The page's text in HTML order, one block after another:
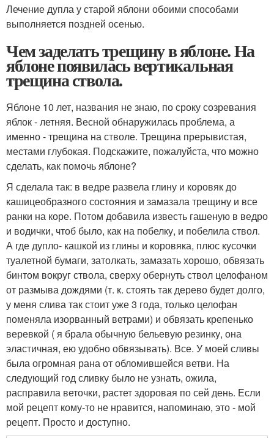
Лечение дупла у старой яблони обоими способами
выполняется поздней осенью.
Чем заделать трещину в яблоне. На
яблоне появилась вертикальная
трещина ствола.
Яблоне 10 лет, названия не знаю, по сроку созревания
яблок - летняя. Весной обнаружилась проблема, а
именно - трещина на стволе. Трещина прерывистая,
местами глубокая. Подскажите, пожалуйста, что можно
сделать, как помочь яблоне?
Я сделала так: в ведре развела глину и коровяк до
кашицеобразного состояния и замазала трещину и все
ранки на коре. Потом добавила известь гашеную в ведро
и водички, чтоб было, как на побелку, и побелила ствол.
А где дупло- кашкой из глины и коровяка, плюс кусочки
туалетной бумаги, затолкать, замазать хорошо, обвязать
бинтом вокруг ствола, сверху обернуть ствол целофаном
от размыва дождями (т. к. стоять так дерево будет долго,
у меня слива так стоит уже 3 года, только целофан
поменяла изорванный ветрами) и обвязать крепенько
веревкой ( я брала обычную бельевую резинку, она
эластичная, ею удобно обвязывать). Все. У моей сливы
была огромная рана от обломившейся ветви. На
следующий год сливку было не узнать, ожила,
расправила веточки, растет здоровая по сей день. Если
мой рецепт кому-то не нравится, напоминаю, это - мой
рецепт. Просто и доступно.